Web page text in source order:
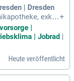
| Dresden
exklu
W
Sie bei Fra
Pflege von A
+
|
| Jobrad |
Heute veröffentlicht